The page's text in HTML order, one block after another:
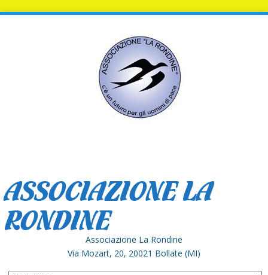
ASSOCIAZIONE LA
RONDINE
Associazione La Rondine
Via Mozart, 20, 20021 Bollate (MI)